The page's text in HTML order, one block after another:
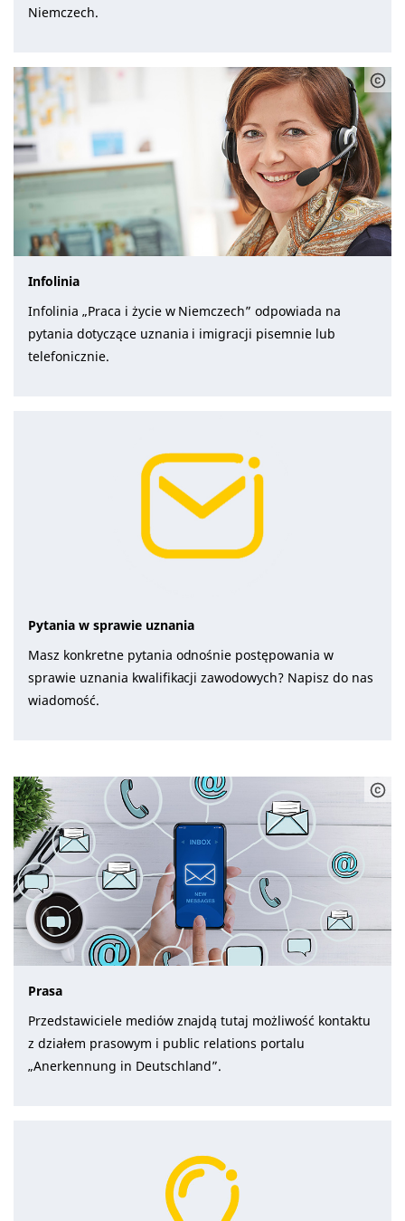
Niemczech.
Infolinia
Infolinia „Praca i życie w Niemczech” odpowiada na
pytania dotyczące uznania i imigracji pisemnie lub
telefonicznie.
Pytania w sprawie uznania
Masz konkretne pytania odnośnie postępowania w
sprawie uznania kwalifikacji zawodowych? Napisz do nas
wiadomość.
Prasa
Przedstawiciele mediów znajdą tutaj możliwość kontaktu
z działem prasowym i public relations portalu
„Anerkennung in Deutschland”.